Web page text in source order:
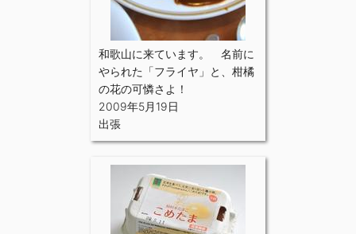
和歌山に来ています。 名前に
やられた「フライヤ」と、柑橘
の花の可憐さよ！
2009年5月19日
出張